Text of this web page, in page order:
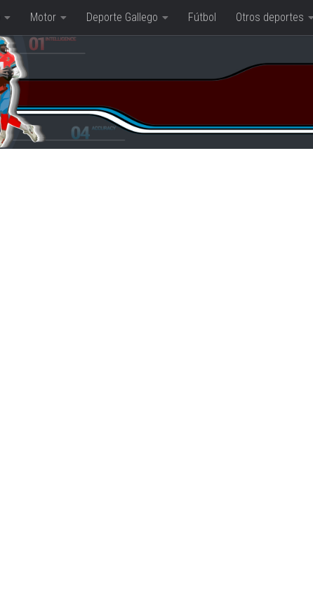
Motor Deporte Gallego Fútbol Otros deportes